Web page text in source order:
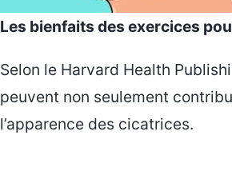
Les bienfaits des exercices
Selon le Harvard Health
peuvent non seulement
l’apparence des cicatrices.